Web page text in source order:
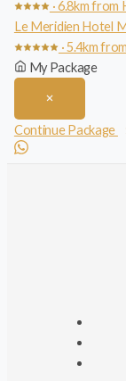
· 6.8km from
Le Meridien Hotel
· 5.4km
My Package
Continue Package